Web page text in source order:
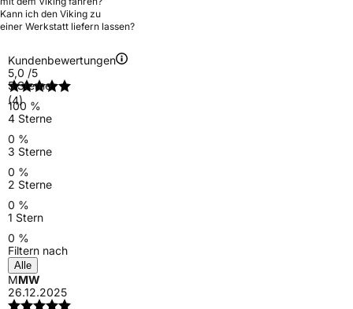
Kann ich den Viking zu
einer Werkstatt liefern lassen?
Kundenbewertungen
5,0 /5
(4)
5 Sterne
100 %
4 Sterne
0 %
3 Sterne
0 %
2 Sterne
0 %
1 Stern
0 %
Filtern nach
Alle
MMW
26.12.2025